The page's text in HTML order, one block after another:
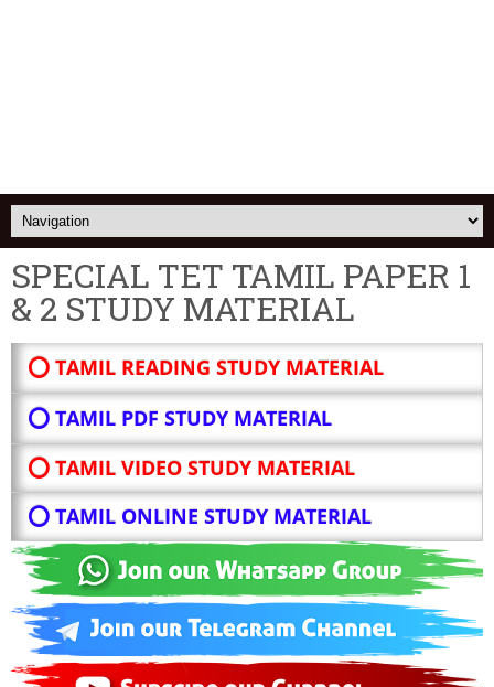
SPECIAL TET TAMIL PAPER 1
& 2 STUDY MATERIAL
⭕ TAMIL READING STUDY MATERIAL
⭕ TAMIL PDF STUDY MATERIAL
⭕ TAMIL VIDEO STUDY MATERIAL
⭕ TAMIL ONLINE STUDY MATERIAL